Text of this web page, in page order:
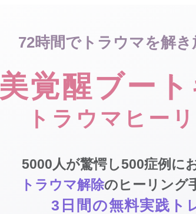
72時間でトラウマを解
美覚醒ブー
トラウマヒー
5000人が驚愕し500症例に
トラウマ解除のヒーリング
3日間の無料実践 ト